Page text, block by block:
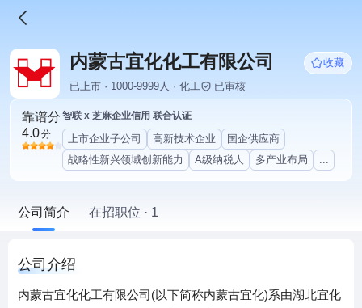
内蒙古宜化化工有限公司
收藏
已上市 · 1000-9999人 · 化工
已审核
靠谱分
4.0分
智联 x 芝麻企业信用 联合认证
上市企业子公司 高新技术企业
国企供应商
战略性新兴领域创新能力
A级纳税人 多产业布局 ...
公司简介 在招职位 · 1
公司介绍
内蒙古宜化化工有限公司(以下简称内蒙古宜化)系由湖北宜化